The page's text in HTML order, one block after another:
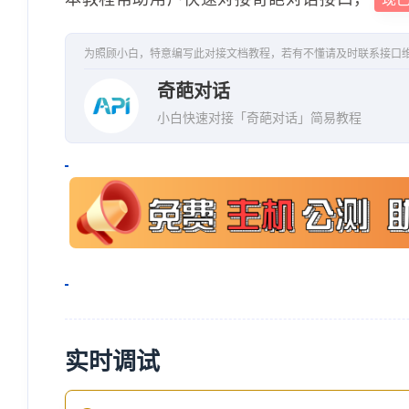
为照顾小白，特意编写此对接文档教程，若有不懂请及时联系接口
奇葩对话
小白快速对接「奇葩对话」简易教程
实时调试